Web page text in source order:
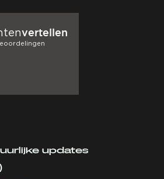
updates